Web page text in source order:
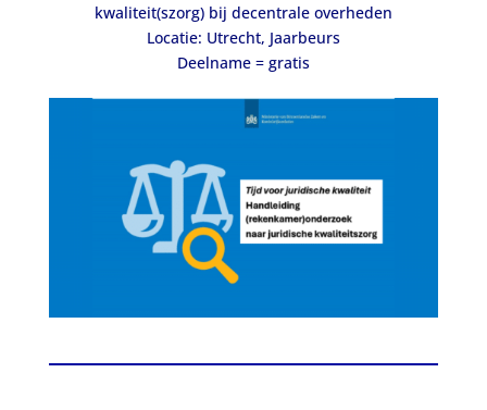
kwaliteit(szorg) bij decentrale overheden
Locatie: Utrecht, Jaarbeurs
Deelname = gratis